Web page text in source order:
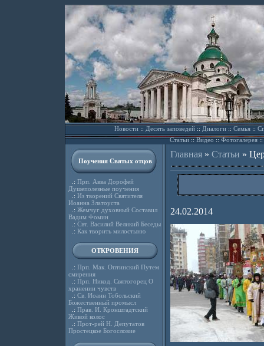
Новости::Десять заповедей::Диалоги::Семья::
Статьи::Видео ::Фотогалерея::
Поучения Святых отцов
.: Прп. Авва Дорофей
Душеполезные поучения
.: Из творений Святителя
Иоанна Златоуста
.: Жемчуг духовный Составил
Вадим Фомин
.: Свт. Василий Великий Беседы
.: Как творить милостыню
ОТКРОВЕНИЯ
.: Прп. Мак. Оптинский Путем
смирения
.: Прп. Никод. Святогорец О
хранении чувств
.: Св. Иоанн Тобольский
Божественный промысл
.: Прав. И. Кронштадтский
Живой колос
.: Прот-рей Н. Депутатов
Простецкое Богословие
Главная» Статьи »
24.02.2014